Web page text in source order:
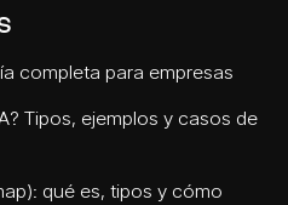
completa para empresas
Tipos, ejemplos y casos de
qué es, tipos y cómo